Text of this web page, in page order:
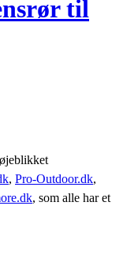
til
, Pro-Outdoor.dk,
, som alle har et